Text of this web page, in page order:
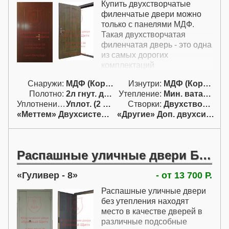
фонд полностью
соответствуют элитным
дверям - кроме элитной
отделки дверь
изготавливается со сложной
коробкой и полотном и
замками.
Купить двухстворчатые
филенчатые двери можно
только с панелями МДФ.
Такая двухстворчатая
филенчатая дверь - это одна
из самых дорогих
комплектаций
Двухстворчатые двери МДФ
с обеих строн требуют
четырех, а иногда и больше
панелей. Также на эту
ламинированную
двухсистемный замок в
самой полной комплектации
броненакладками и
вертикальными тягами.
Рассматриваемые
распашные двери МДФ
Снаружи: МДФ (Корея) Изнутри:
МДФ (Корея)
Полотно:
2л гнут. двойн. Утепление:
Мин. вата / пенопл.
Уплотнение:
Уплот. (2 конт.) Створки:
Двухстворчатая (Д)
«Меттем» Двухсистемный
«Другие» Доп. двухсист.
Распашные уличные двери БЕЗ УТЕПЛЕНИЯ
Гуливер - 8 - от 13 700 Р.
Распашные уличные двери
без утепления находят
место в качестве дверей в
различные подсобные